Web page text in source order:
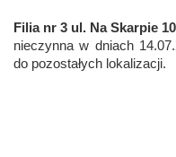
Filia nr 3 ul. Na Skarpie
nieczynna w dniach
do pozostałych lokalizacji.